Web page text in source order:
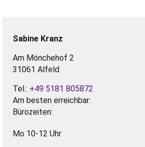
Sabine Kranz
Am Mönchehof 2
31061 Alfeld
Tel.: +49 5181 805872
Am besten erreichbar:
Bürozeiten:
Mo 10-12 Uhr